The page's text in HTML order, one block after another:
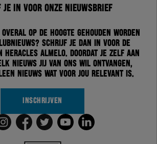
in voor onze nieuwsbrief
op de hoogte gehouden worden
Schrijf je dan in voor de
Heracles Almelo. Doordat je zelf aan
nieuws jij van ons wil ontvangen,
nieuws wat voor jou relevant is.
INSCHRIJVEN